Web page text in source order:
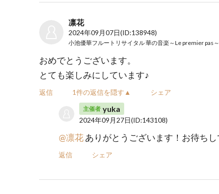
凛花
2024年09月07日(ID:138948)
小池優華フルートリサイタル 華の音楽～Le premier pas～
おめでとうございます。
とても楽しみにしています♪
返信 1件の返信を隠す▲ シェア
主催者 yuka
2024年09月27日(ID:143108)
@凛花ありがとうございます！お待ち
返信 シェア